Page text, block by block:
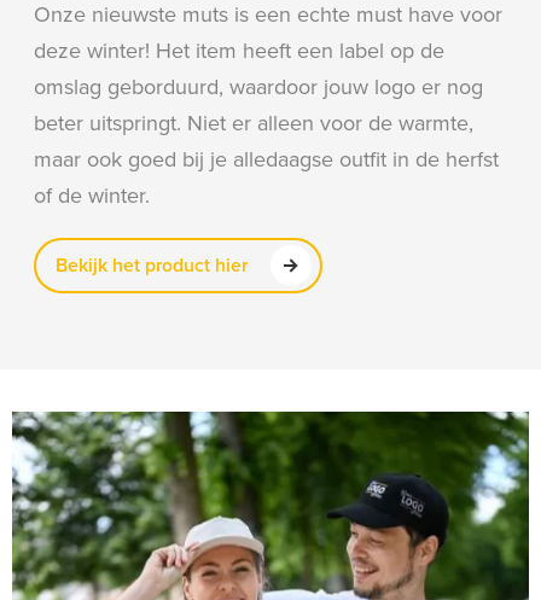
Onze nieuwste muts is een echte must have voor
deze winter! Het item heeft een label op de
omslag geborduurd, waardoor jouw logo er nog
beter uitspringt. Niet er alleen voor de warmte,
maar ook goed bij je alledaagse outfit in de herfst
of de winter.
Bekijk het product hier